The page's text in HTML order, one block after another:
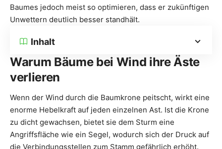
Baumes jedoch meist so optimieren, dass er zukünftigen
Unwettern deutlich besser standhält.
Inhalt
Warum Bäume bei Wind ihre Äste
verlieren
Wenn der Wind durch die Baumkrone peitscht, wirkt eine
enorme Hebelkraft auf jeden einzelnen Ast. Ist die Krone
zu dicht gewachsen, bietet sie dem Sturm eine
Angriffsfläche wie ein Segel, wodurch sich der Druck auf
die Verbindungsstellen zum Stamm gefährlich erhöht.